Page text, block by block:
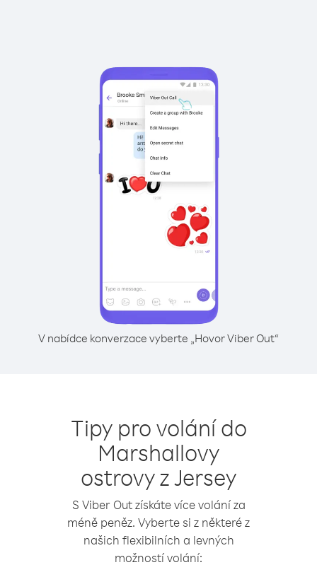
V nabídce konverzace vyberte „Hovor Viber Out“
Tipy pro volání do
Marshallovy
ostrovy z Jersey
S Viber Out získáte více volání za
méně peněz. Vyberte si z některé z
našich flexibilních a levných
možností volání: